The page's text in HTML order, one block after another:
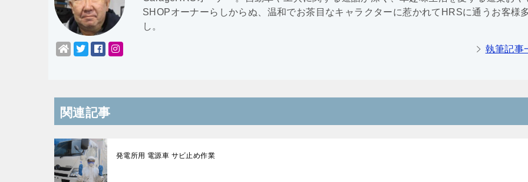
SHOPオーナーらしからぬ、温和でお茶目なキャラクターに惹かれてHRSに通うお客様
し。
執筆記事
関連記事
発電所用 電源車 サビ止め作業